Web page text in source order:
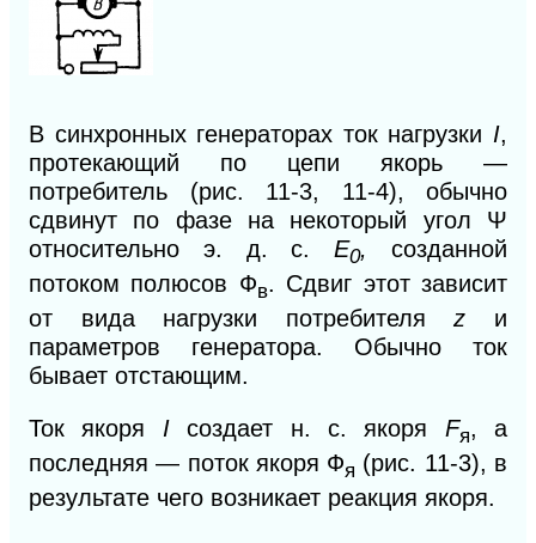
В синхронных генераторах ток нагрузки I,
протекающий по цепи якорь —
потребитель (рис. 11-3, 11-4), обычно
сдвинут по фазе на некоторый угол Ψ
относительно э. д. с.Е0,созданной
потоком полюсов Фв. Сдвиг этот зависит
от вида нагрузки потребителяz и
параметров генератора. Обычно ток
бывает отстающим.
Ток якоря Iсоздает н. с. якоря Fя,
а
последняя — поток якоря Фя (рис. 11-3), в
результате чего возникает реакция якоря.